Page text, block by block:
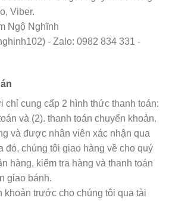
Viber.
Ngộ Nghĩnh
- Zalo: 0982 834 331 -
chỉ cung cấp 2 hình thức thanh toán:
và (2). thanh toán chuyển khoản.
và được nhân viên xác nhận qua
đó, chúng tôi giao hàng về cho quý
hàng, kiểm tra hàng và thanh toán
giao bánh.
khoản trước cho chúng tôi qua tài